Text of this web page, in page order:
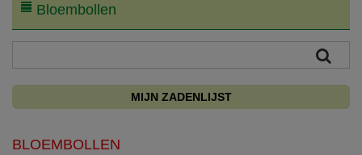
Bloembollen
MIJN ZADENLIJST
BLOEMBOLLEN